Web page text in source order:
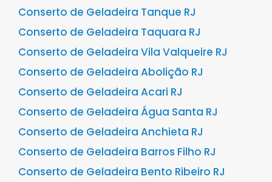
Conserto de Geladeira Tanque RJ
Conserto de Geladeira Taquara RJ
Conserto de Geladeira Vila Valqueire RJ
Conserto de Geladeira Abolição RJ
Conserto de Geladeira Acari RJ
Conserto de Geladeira Água Santa RJ
Conserto de Geladeira Anchieta RJ
Conserto de Geladeira Barros Filho RJ
Conserto de Geladeira Bento Ribeiro RJ